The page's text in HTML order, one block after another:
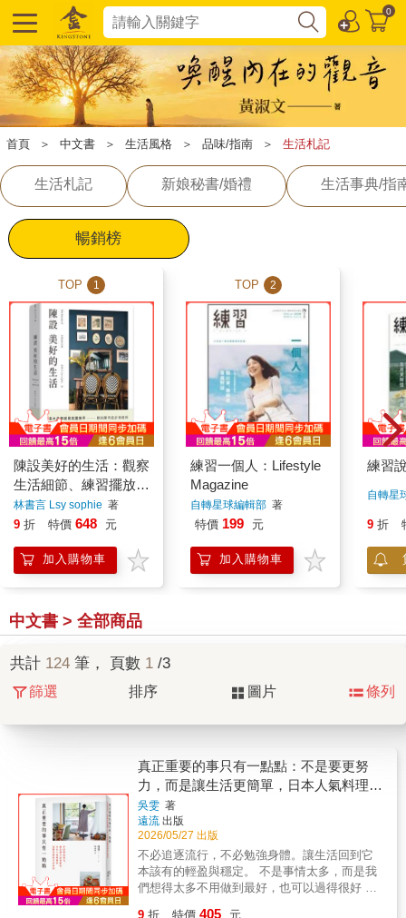
0
首頁 ＞ 中文書 ＞ 生活風格 ＞ 品味/指南 ＞ 生活札記
生活札記 新娘秘書/婚禮 生活事典/指
暢銷榜
TOP 1
陳設美好的生活：觀察
生活細節、練習擺放日
常，才能安頓更好的環
境與展現自我
林書言 Lsy sophie 著
9 折 特價 648 元
加入購物車
TOP 2
練習一個人：Lifestyle
Magazine
自轉星球編輯部 著
特價 199 元
加入購物車
練習
自轉星
9 折
中文書 > 全部商品
共計 124 筆， 頁數 1 /3
篩選 排序 圖片 條列
真正重要的事只有一點點：不是要更努
力，而是讓生活更簡單，日本人氣料理家
化繁為簡的生活哲學
吳雯 著
遠流 出版
2026/05/27 出版
不必追逐流行，不必勉強身體。讓生活回到它
本該有的輕盈與穩定。 不是事情太多，而是我
們想得太多不用做到最好，也可以過得很好 日
9 折 特價 405 元